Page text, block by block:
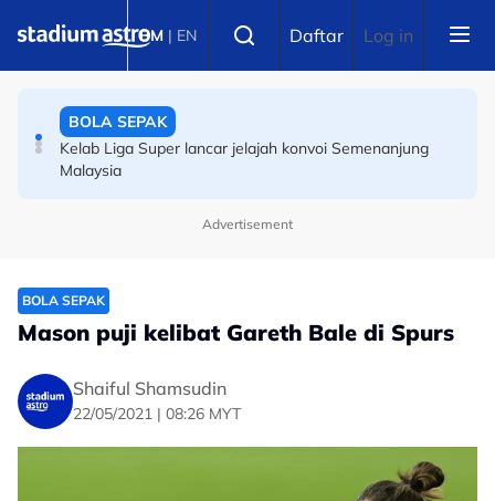
BM | EN Daftar Log in
Piala Hyundai ASEAN: Media sosial bergegar,
BOLA SEPAK
Kelab Liga Super lancar jelajah konvoi Semenanjung
Malaysia
Advertisement
BOLA SEPAK
Mason puji kelibat Gareth Bale di Spurs
Shaiful Shamsudin
22/05/2021 | 08:26 MYT